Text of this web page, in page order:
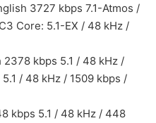
3727 kbps 7.1-Atmos /
Core: 5.1-EX / 48 kHz /
kbps 5.1 / 48 kHz /
/ 48 kHz / 1509 kbps /
kbps 5.1 / 48 kHz / 448